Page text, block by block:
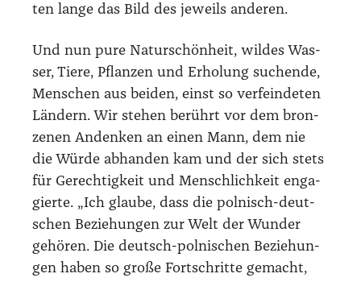
ten lan­ge das Bild des jeweils ande­ren.
Und nun pure Natur­schön­heit, wil­des Was­
ser, Tie­re, Pflan­zen und Erho­lung suchen­de,
Men­schen aus bei­den, einst so ver­fein­de­ten
Län­dern. Wir ste­hen berührt vor dem bron­
ze­nen Andenken an einen Mann, dem nie
die Wür­de abhan­den kam und der sich stets
für Gerech­tig­keit und Mensch­lich­keit enga­
gier­te. „Ich glau­be, dass die pol­nisch-deut­
schen Bezie­hun­gen zur Welt der Wun­der
gehö­ren. Die deutsch-pol­ni­schen Bezie­hun­
gen haben so gro­ße Fort­schrit­te gemacht,